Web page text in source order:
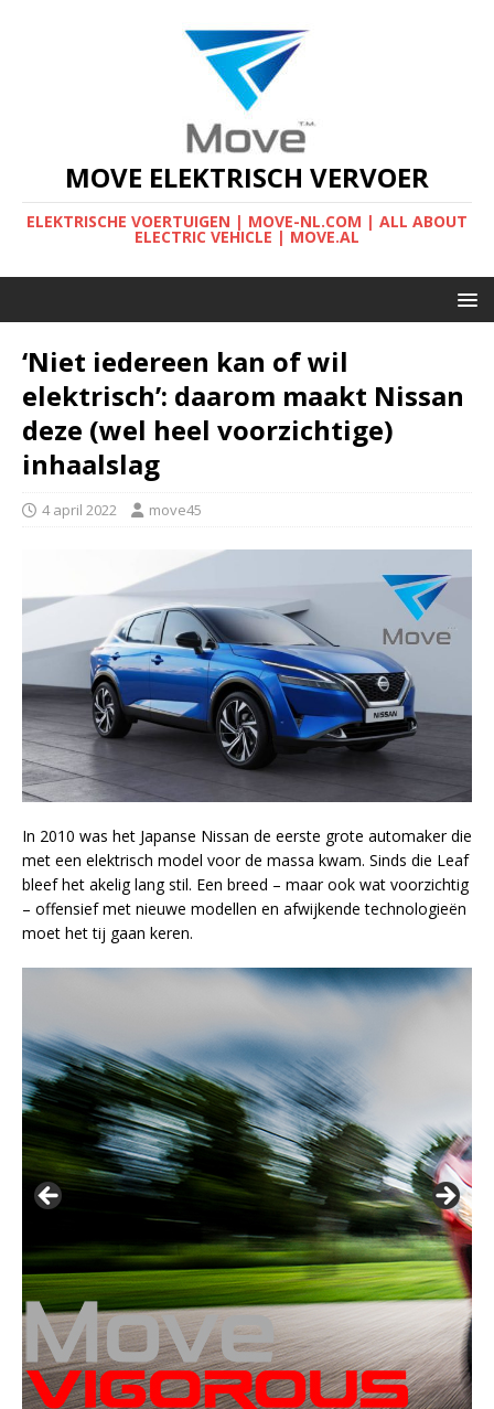
MOVE ELEKTRISCH VERVOER
ELEKTRISCHE VOERTUIGEN | MOVE-NL.COM | ALL ABOUT
ELECTRIC VEHICLE | MOVE.AL
‘Niet iedereen kan of wil
elektrisch’: daarom maakt Nissan
deze (wel heel voorzichtige)
inhaalslag
4 april 2022 move45
In 2010 was het Japanse Nissan de eerste grote automaker die
met een elektrisch model voor de massa kwam. Sinds die Leaf
bleef het akelig lang stil. Een breed – maar ook wat voorzichtig
– offensief met nieuwe modellen en afwijkende technologieën
moet het tij gaan keren.